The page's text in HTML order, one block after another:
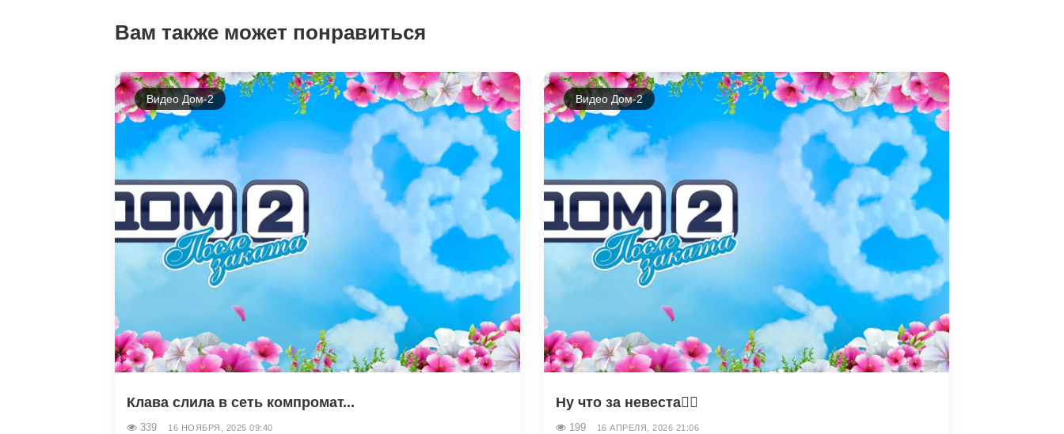
Вам также может понравиться
Видео Дом-2
Клава слила в сеть компромат...
339 16 НОЯБРЯ, 2025 09:40
Видео Дом-2
Ну что за невеста👰‍♀️
199 16 АПРЕЛЯ, 2026 21:06